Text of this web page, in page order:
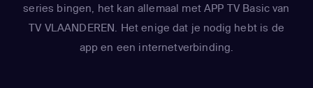
series bingen, het kan allemaal met APP TV Basic van
TV VLAANDEREN. Het enige dat je nodig hebt is de
app en een internetverbinding.